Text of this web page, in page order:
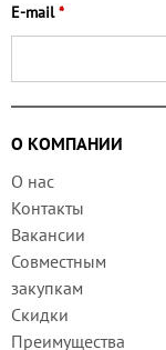
E-mail*
О КОМПАНИИ
О нас
Контакты
Вакансии
Совместным
закупкам
Скидки
Преимущества